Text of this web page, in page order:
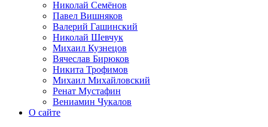
Николай Семёнов
Павел Вишняков
Валерий Гашинский
Николай Шевчук
Михаил Кузнецов
Вячеслав Бирюков
Никита Трофимов
Михаил Михайловский
Ренат Мустафин
Вениамин Чукалов
О сайте